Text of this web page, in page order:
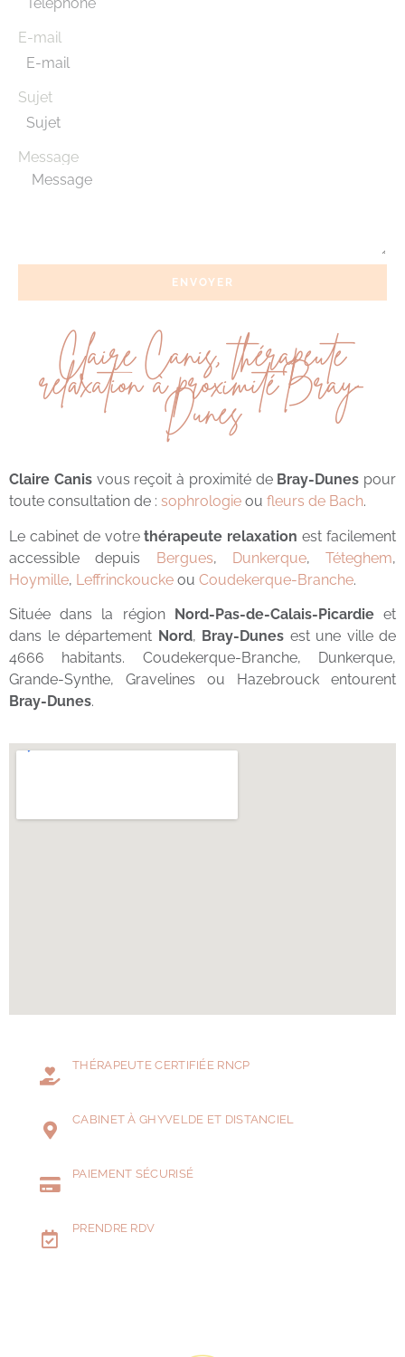
E-mail
Sujet
Message
ENVOYER
Claire Canis, thérapeute
relaxation à proximité Bray-
Dunes
Claire Canisvous reçoit à proximité de Bray-Dunes pour
toute consultation de : sophrologie ou fleurs de Bach.
Le cabinet de votrethérapeute relaxation est facilement
accessible depuis Bergues, Dunkerque, Téteghem,
Hoymille, Leffrinckoucke ou Coudekerque-Branche.
Située dans la région Nord-Pas-de-Calais-Picardieet
dans le département Nord, Bray-Dunes est une ville de
4666 habitants. Coudekerque-Branche, Dunkerque,
Grande-Synthe, Gravelines ou Hazebrouck entourent
Bray-Dunes.
THÉRAPEUTE CERTIFIÉE RNCP
CABINET À GHYVELDE ET DISTANCIEL
PAIEMENT SÉCURISÉ
PRENDRE RDV